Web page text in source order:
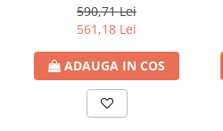
Puffer cu serpentina pentru A.C.M.
Puffer pentru pompe de caldura
Aer conditionat
Dezumidificatoare
Aparate de Aer conditionat 9000
dus Ferro BTR7BL+Baterie
lavoar BTR2BL
590,71 Lei
561,18 Lei
ADAUGA IN COS